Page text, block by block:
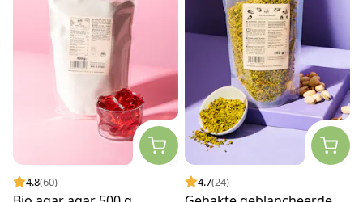
4.8(60) 4.7(24)